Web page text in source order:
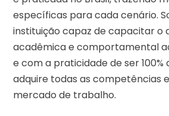
específicas para cada cenário.
instituição capaz de capacitar o
acadêmica e comportamental
e com a praticidade de ser 100%
adquire todas as competências
mercado de trabalho.